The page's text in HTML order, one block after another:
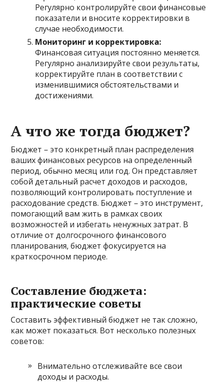
Регулярно контролируйте свои финансовые
показатели и вносите корректировки в
случае необходимости.
Мониторинг и корректировка:
Финансовая ситуация постоянно меняется.
Регулярно анализируйте свои результаты,
корректируйте план в соответствии с
изменившимися обстоятельствами и
достижениями.
А что же тогда бюджет?
Бюджет – это конкретный план распределения
ваших финансовых ресурсов на определенный
период, обычно месяц или год. Он представляет
собой детальный расчет доходов и расходов,
позволяющий контролировать поступление и
расходование средств. Бюджет – это инструмент,
помогающий вам жить в рамках своих
возможностей и избегать ненужных затрат. В
отличие от долгосрочного финансового
планирования, бюджет фокусируется на
краткосрочном периоде.
Составление бюджета:
практические советы
Составить эффективный бюджет не так сложно,
как может показаться. Вот несколько полезных
советов:
Внимательно отслеживайте все свои
доходы и расходы.